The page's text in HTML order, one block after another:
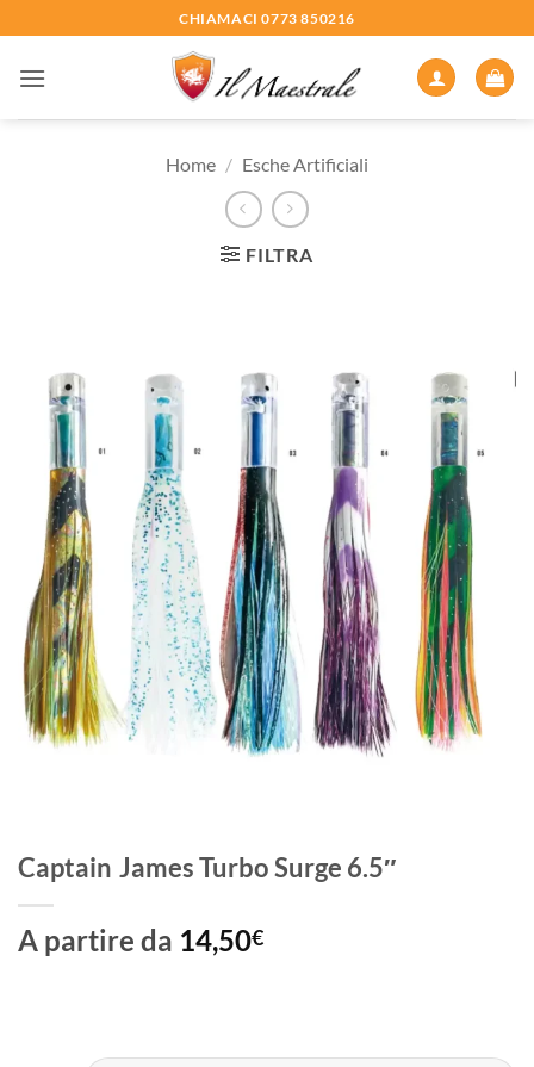
ai
contenuti
CHIAMACI 0773 850216
Home / Esche Artificiali
FILTRA
Captain James Turbo Surge 6.5″
A partire da 14,50€